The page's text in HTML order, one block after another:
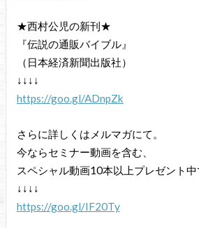
★西村公児の新刊★
『伝説の通販バイブル』
（日本経済新聞出版社）
↓↓↓↓
https://goo.gl/ADnpZk
さらに詳しくはメルマガにて。
今ならセミナー動画を含む、
スペシャル動画10本以上プレゼント中
↓↓↓↓
https://goo.gl/IF20Ty